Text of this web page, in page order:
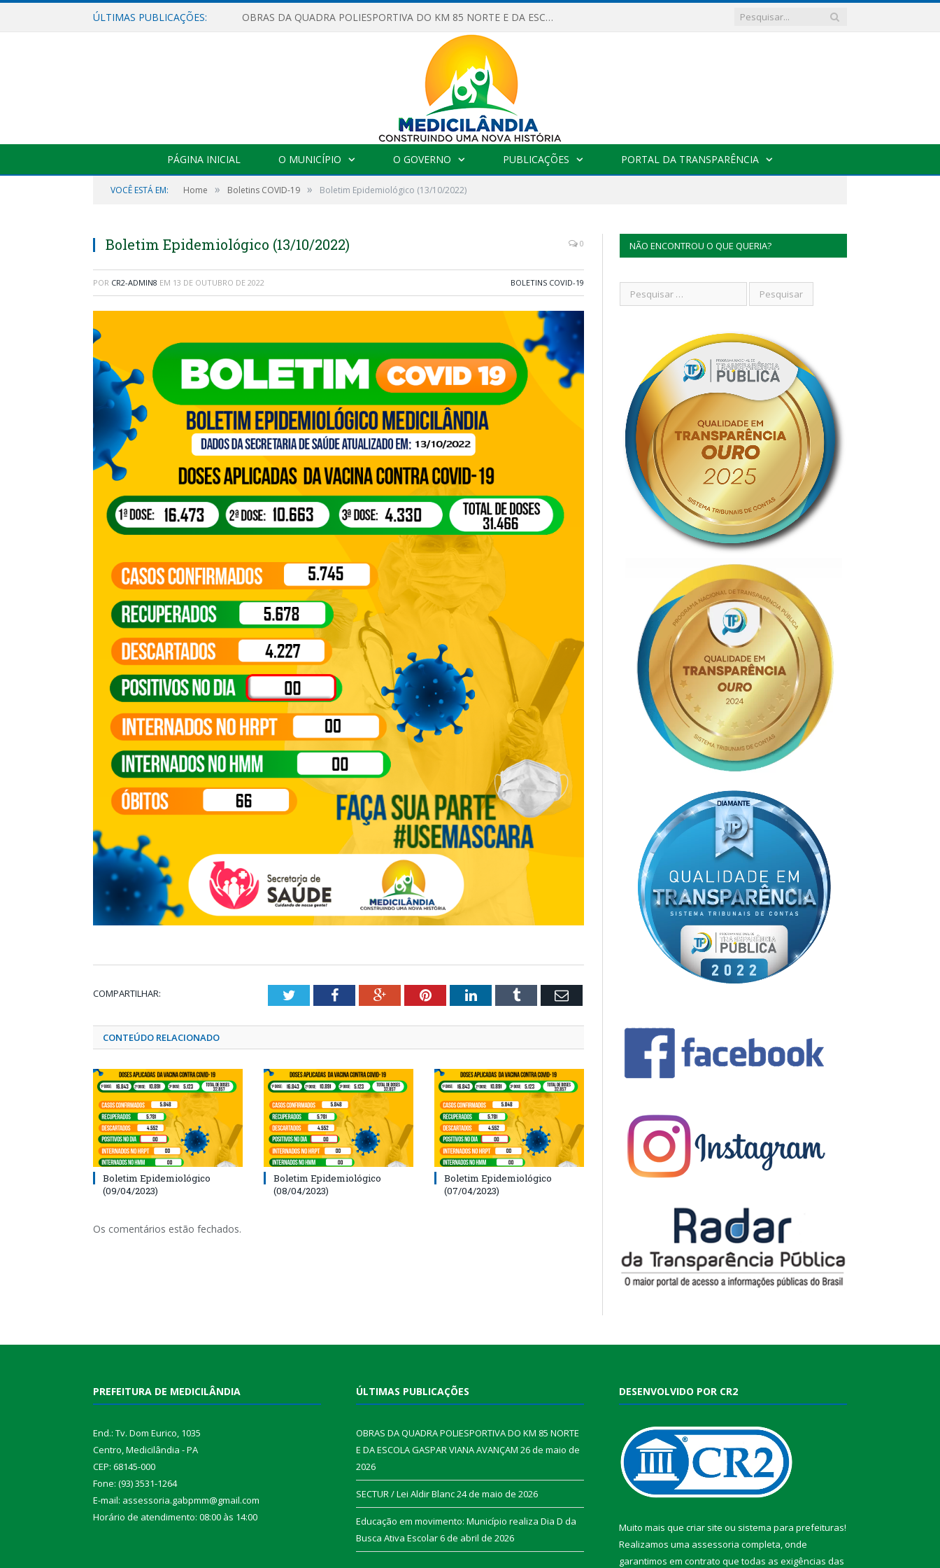
ÚLTIMAS PUBLICAÇÕES: OBRAS DA QUADRA POLIESPORTIVA DO KM 85 NORTE E DA ESCOLA GASPAR VIANA AVANÇAM
PÁGINA INICIAL O MUNICÍPIO O GOVERNO PUBLICAÇÕES PORTAL DA TRANSPARÊNCIA
VOCÊ ESTÁ EM: Home » Boletins COVID-19 » Boletim Epidemiológico (13/10/2022)
Boletim Epidemiológico (13/10/2022) 0
POR CR2-ADMIN8 EM 13 DE OUTUBRO DE 2022 BOLETINS COVID-19
COMPARTILHAR: TwitterFacebookGoogle+PinterestLinkedInTumblr Email
CONTEÚDO RELACIONADO
Boletim Epidemiológico
(09/04/2023)
Boletim Epidemiológico
(08/04/2023)
Boletim Epidemiológico
(07/04/2023)
Os comentários estão fechados.
NÃO ENCONTROU O QUE QUERIA?
PREFEITURA DE MEDICILÂNDIA
End.: Tv. Dom Eurico, 1035
Centro, Medicilândia - PA
CEP: 68145-000
Fone: (93) 3531-1264
E-mail: assessoria.gabpmm@gmail.com
Horário de atendimento: 08:00 às 14:00
ÚLTIMAS PUBLICAÇÕES
OBRAS DA QUADRA POLIESPORTIVA DO KM 85 NORTE
E DA ESCOLA GASPAR VIANA AVANÇAM 26 de maio de
2026
SECTUR / Lei Aldir Blanc24 de maio de 2026
Educação em movimento: Município realiza Dia D da
Busca Ativa Escolar6 de abril de 2026
DESENVOLVIDO POR CR2
Muito mais que criar site ou sistema para prefeituras!
Realizamos uma assessoria completa, onde
garantimos em contrato que todas as exigências das